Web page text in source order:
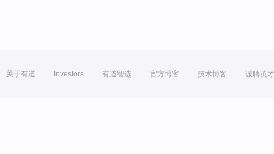
关于有道 Investors 有道智选 官方博客 技术博客 诚聘英才